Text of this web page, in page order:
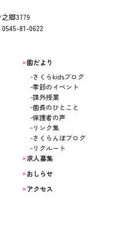
郷3779
81-0622
園だより
さくらkidsブログ
季節のイベント
課外授業
園長のひとこと
保護者の声
リンク集
さくらんぼブログ
リクルート
求人募集
おしらせ
アクセス